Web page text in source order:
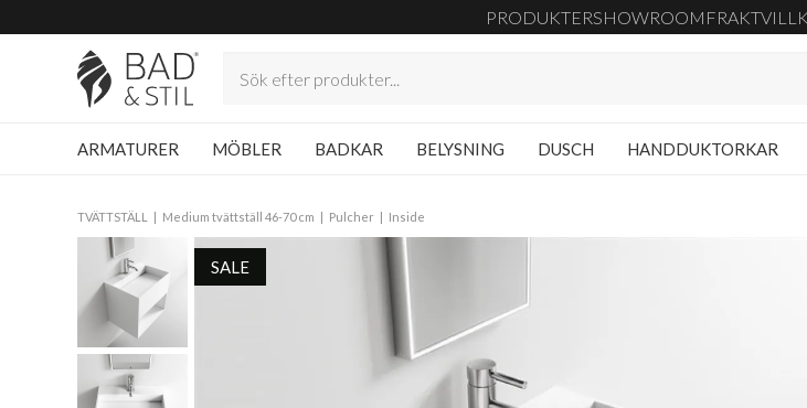
PRODUKTERSHOWROOM FRAKT
ARMATURER MÖBLER BADKAR BELYSNING DUSCH HANDDUKTORKAR
TVÄTTSTÄLL Medium tvättställ 46-70 cm Pulcher Inside
SALE